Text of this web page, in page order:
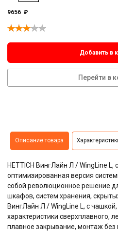
9656 ₽
Добавить в
Перейти в
Описание товара
HETTICH ВингЛайн Л / WingLine L,
оптимизированная версия
собой революционное решение
шкафов, систем хранения,
ВингЛайн Л / WingLine L, с
характеристики сверхплавного,
плавное закрывание, монтаж без